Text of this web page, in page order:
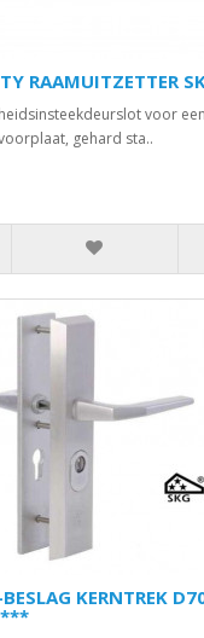
RAAMUITZETTER
voor
gehard sta..
KERNTREK